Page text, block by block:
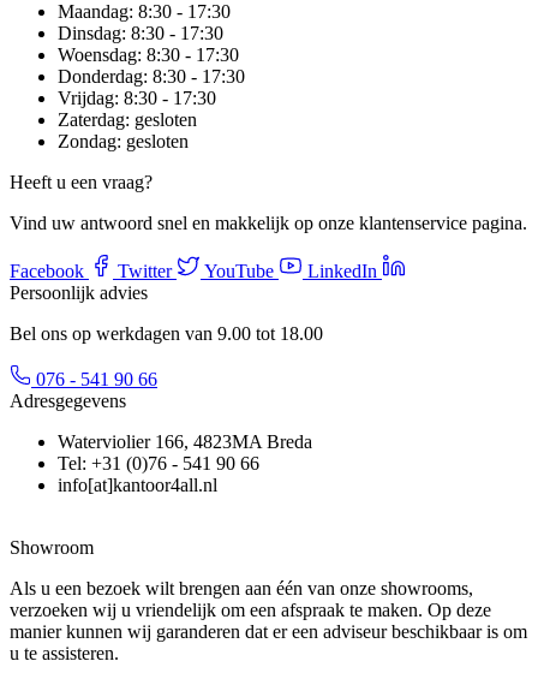
Maandag: 8:30 - 17:30
Dinsdag: 8:30 - 17:30
Woensdag: 8:30 - 17:30
Donderdag: 8:30 - 17:30
Vrijdag: 8:30 - 17:30
Zaterdag: gesloten
Zondag: gesloten
Heeft u een vraag?
Vind uw antwoord snel en makkelijk op onze klantenservice pagina.
Facebook Twitter YouTube
LinkedIn
Persoonlijk advies
Bel ons op werkdagen van 9.00 tot 18.00
076 - 541 90 66
Adresgegevens
Waterviolier 166, 4823MA Breda
Tel: +31 (0)76 - 541 90 66
info[at]kantoor4all.nl
Showroom
Als u een bezoek wilt brengen aan één van onze showrooms,
verzoeken wij u vriendelijk om een afspraak te maken. Op deze
manier kunnen wij garanderen dat er een adviseur beschikbaar is om
u te assisteren.